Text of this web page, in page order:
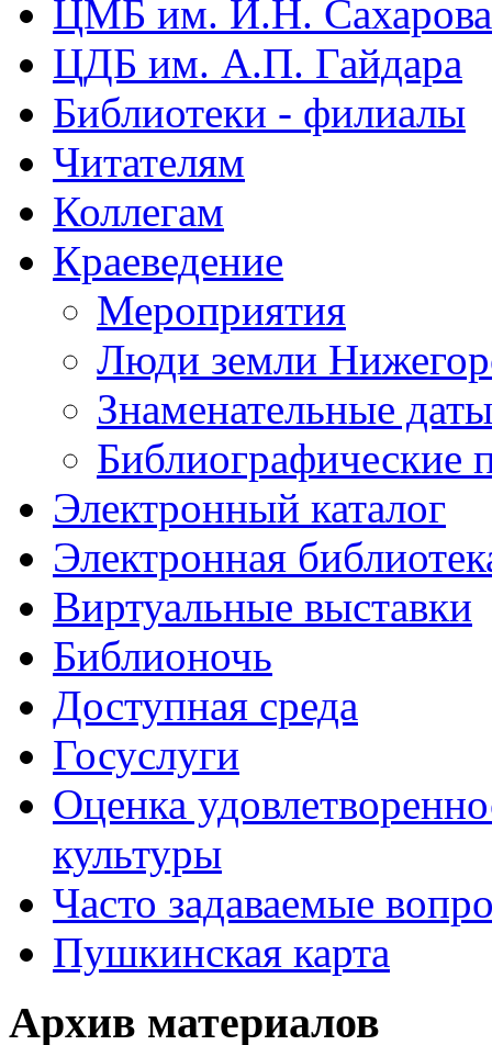
ЦМБ им. И.Н. Сахарова
ЦДБ им. А.П. Гайдара
Библиотеки - филиалы
Читателям
Коллегам
Краеведение
Мероприятия
Люди земли
Знаменательные
Библиографические
Электронный каталог
Электронная
Виртуальные выставки
Библионочь
Доступная среда
Госуслуги
Оценка
культуры
Часто задаваемые
Пушкинская карта
Архив материалов